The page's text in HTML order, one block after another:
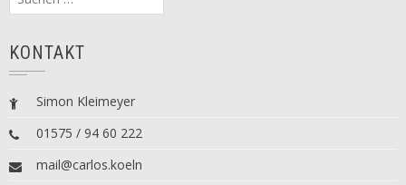
nach:
KONTAKT
Simon Kleimeyer
01575 / 94 60 222
mail@carlos.koeln